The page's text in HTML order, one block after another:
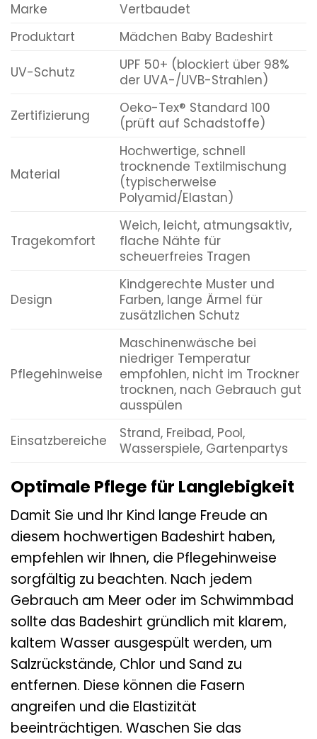
Marke
Vertbaudet
Produktart
Mädchen Baby Badeshirt
UV-Schutz
UPF 50+ (blockiert über 98%
der UVA-/UVB-Strahlen)
Zertifizierung
Oeko-Tex® Standard 100
(prüft auf Schadstoffe)
Material
Hochwertige, schnell
trocknende Textilmischung
(typischerweise
Polyamid/Elastan)
Tragekomfort
Weich, leicht, atmungsaktiv,
flache Nähte für
scheuerfreies Tragen
Design
Kindgerechte Muster und
Farben, lange Ärmel für
zusätzlichen Schutz
Pflegehinweise
Maschinenwäsche bei
niedriger Temperatur
empfohlen, nicht im Trockner
trocknen, nach Gebrauch gut
ausspülen
Einsatzbereiche
Strand, Freibad, Pool,
Wasserspiele, Gartenpartys
Optimale Pflege für Langlebigkeit
Damit Sie und Ihr Kind lange Freude an
diesem hochwertigen Badeshirt haben,
empfehlen wir Ihnen, die Pflegehinweise
sorgfältig zu beachten. Nach jedem
Gebrauch am Meer oder im Schwimmbad
sollte das Badeshirt gründlich mit klarem,
kaltem Wasser ausgespült werden, um
Salzrückstände, Chlor und Sand zu
entfernen. Diese können die Fasern
angreifen und die Elastizität
beeinträchtigen. Waschen Sie das